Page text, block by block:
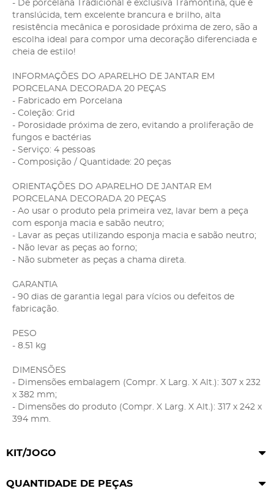
- De porcelana Tradicional e exclusiva Tramontina, que é
translúcida, tem excelente brancura e brilho, alta
resistência mecânica e porosidade próxima de zero, são a
escolha ideal para compor uma decoração diferenciada e
cheia de estilo!
INFORMAÇÕES DO APARELHO DE JANTAR EM
PORCELANA DECORADA 20 PEÇAS
- Fabricado em Porcelana
- Coleção: Grid
- Porosidade próxima de zero, evitando a proliferação de
fungos e bactérias
- Serviço: 4 pessoas
- Composição / Quantidade: 20 peças
ORIENTAÇÕES DO APARELHO DE JANTAR EM
PORCELANA DECORADA 20 PEÇAS
- Ao usar o produto pela primeira vez, lavar bem a peça
com esponja macia e sabão neutro;
- Lavar as peças utilizando esponja macia e sabão neutro;
- Não levar as peças ao forno;
- Não submeter as peças a chama direta.
GARANTIA
- 90 dias de garantia legal para vícios ou defeitos de
fabricação.
PESO
- 8.51 kg
DIMENSÕES
- Dimensões embalagem (Compr. X Larg. X Alt.): 307 x 232
x 382 mm;
- Dimensões do produto (Compr. X Larg. X Alt.): 317 x 242 x
394 mm.
KIT/JOGO
QUANTIDADE DE PEÇAS